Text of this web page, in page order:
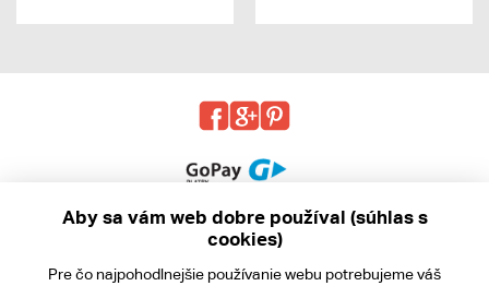
Aby sa vám web dobre používal (súhlas s
cookies)
Pre čo najpohodlnejšie používanie webu potrebujeme váš